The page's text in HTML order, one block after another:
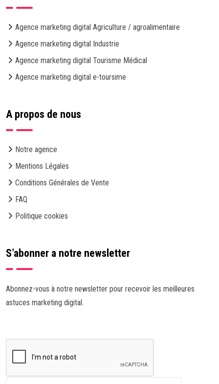
Agence marketing digital Agriculture / agroalimentaire
Agence marketing digital Industrie
Agence marketing digital Tourisme Médical
Agence marketing digital e-toursime
A propos de nous
Notre agence
Mentions Légales
Conditions Générales de Vente
FAQ
Politique cookies
S’abonner a notre newsletter
Abonnez-vous à notre newsletter pour recevoir les meilleures
astuces marketing digital.